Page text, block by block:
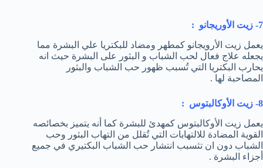
7- زيت الأوريجانو :
يعمل زيت الأرويجانو كمطهر ومضاد للبكتريا علي البشرة مما
يجعله علاج فعال لحب الشباب و البثور على البشرة حيث انه
يحارب البكتريا التي تُسبب ظهور حب الشباب والبثور
المصاحبة لها .
8- زيت الأوكالبتوس :
يعمل زيت الأوكالبتوس كمهدئ للبشرة كما أنه يتميز بخصائصه
القوية المضادة للالتهابات التي تُقلل من التهاب البثور وحب
الشباب دون ان تثسبب انتشار حب الشباب البكتيري في جميع
أجزاء البشرة .